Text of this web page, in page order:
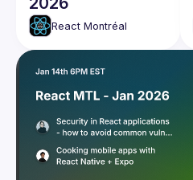
React Montréal